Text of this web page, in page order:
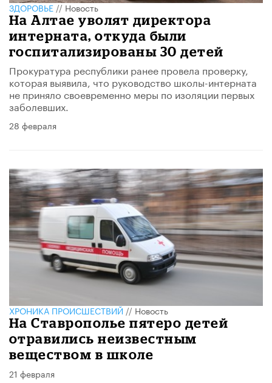
ЗДОРОВЬЕ//Новость
На Алтае уволят директора
интерната, откуда были
госпитализированы 30 детей
Прокуратура республики ранее провела проверку,
которая выявила, что руководство школы-интерната
не приняло своевременно меры по изоляции первых
заболевших.
28 февраля
ХРОНИКА ПРОИСШЕСТВИЙ//Новость
На Ставрополье пятеро детей
отравились неизвестным
веществом в школе
21 февраля